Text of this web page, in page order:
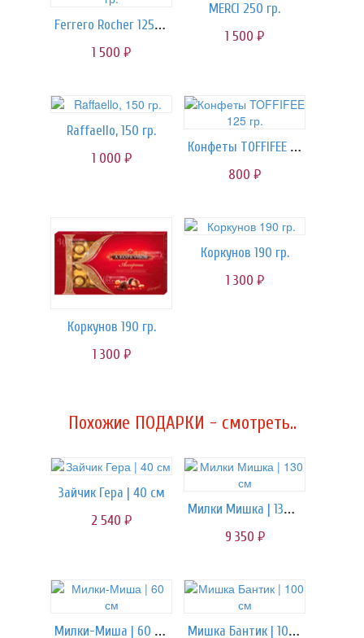
Ferrero Rocher 125 гр.
1 500 руб.
MERCI 250 гр.
1 500 руб.
Raffaello, 150 гр.
1 000 руб.
Конфеты TOFFIFEE 125 гр.
800 руб.
Коркунов 190 гр.
1 300 руб.
Коркунов 190 гр.
1 300 руб.
Похожие ПОДАРКИ - смотреть..
Зайчик Гера | 40 см
2 540 руб.
Милки Мишка | 130 см
9 350 руб.
Милки-Миша | 60 см Мишка Бантик | 100 см